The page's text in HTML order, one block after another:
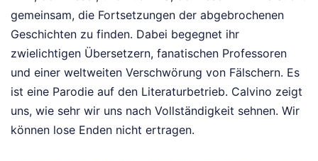
gemeinsam, die Fortsetzungen der abgebrochenen
Geschichten zu finden. Dabei begegnet ihr
zwielichtigen Übersetzern, fanatischen Professoren
und einer weltweiten Verschwörung von Fälschern. Es
ist eine Parodie auf den Literaturbetrieb. Calvino zeigt
uns, wie sehr wir uns nach Vollständigkeit sehnen. Wir
können lose Enden nicht ertragen.